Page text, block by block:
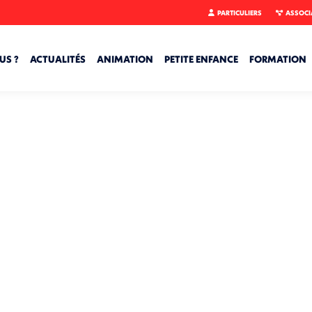
PARTICULIERS
? ACTUALITÉS ANIMATION PETITE ENFANCE FORMATION